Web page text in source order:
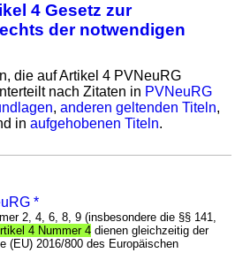
4 Gesetz zur
der notwendigen
die auf Artikel 4 PVNeuRG
nach Zitaten in PVNeuRG
,anderen geltenden Titeln,
inaufgehobenen Titeln.
*
2, 4, 6, 8, 9 (insbesondere die §§ 141,
4 Nummer 4 dienen gleichzeitig der
(EU) 2016/800 des Europäischen